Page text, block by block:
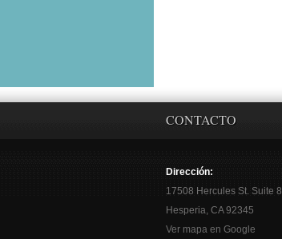
CONTACTO
Dirección:
17508 Hercules St. Suite 8
Hesperia, CA 92345
Ver mapa en Google